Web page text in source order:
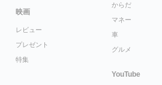
映画
レビュー
プレゼント
特集
からだ
マネー
車
グルメ
YouTube